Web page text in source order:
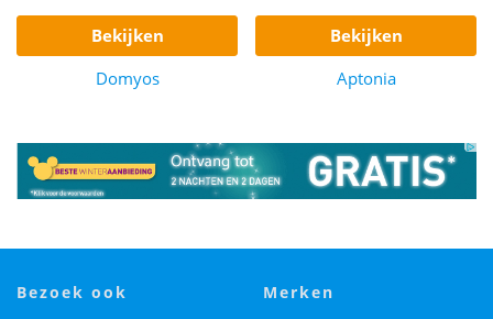
bekijken
Domyos
bekijken
Aptonia
bezoek ook merken